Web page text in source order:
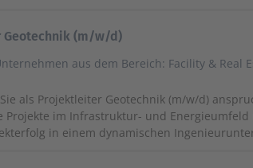
(m/w/d)
aus dem Bereich: Facility & Real
als Projektleiter Geotechnik (m/w/d)
Projekte im Infrastruktur- und Energieumfeld
in einem dynamischen